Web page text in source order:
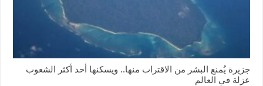
جزيرة يُمنع البشر من الاقتراب منها.. ويسكنها أحد أكثر الشعوب
عزلة في العالم